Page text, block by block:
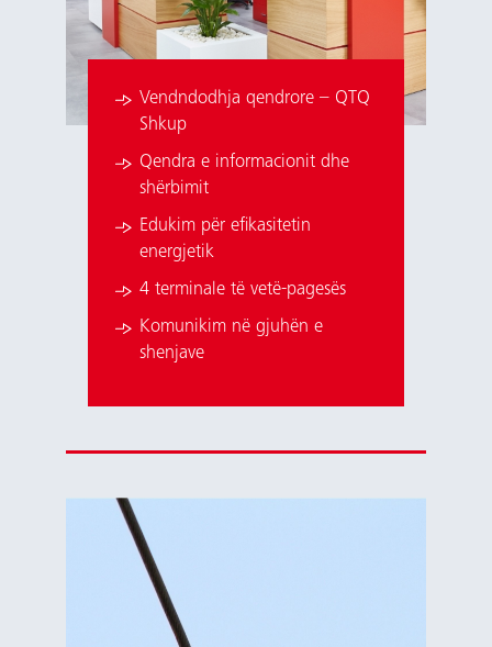
Vendndodhja qendrore – QTQ
Shkup
Qendra e informacionit dhe
shërbimit
Edukim për efikasitetin
energjetik
4 terminale të vetë-pagesës
Komunikim në gjuhën e
shenjave